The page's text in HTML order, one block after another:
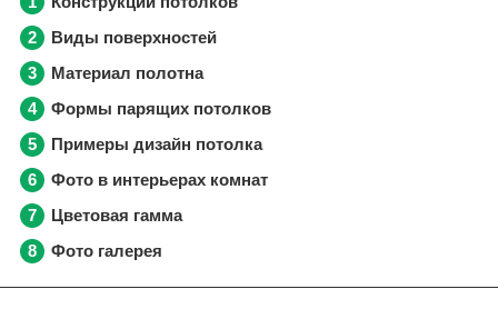
Виды поверхностей
Материал полотна
Формы парящих потолков
Примеры дизайн потолка
Фото в интерьерах комнат
Цветовая гамма
Фото галерея